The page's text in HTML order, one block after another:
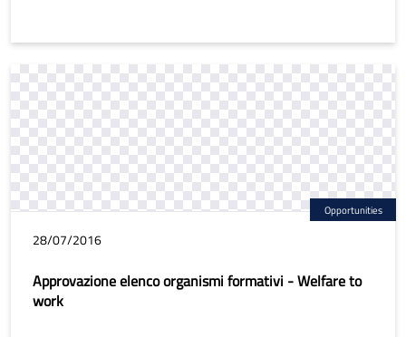
Opportunities
28/07/2016
Approvazione elenco organismi formativi - Welfare to
work